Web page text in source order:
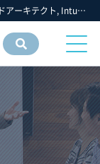
【NW設計, 情シスインフラ, M365導入, フロントエンドアーキテクト, Intuneアプリ, 無線LAN認証, PowerPlatform, 生成AI, Claude Code】- 2026年 5月第4週：注目の ITエンジニア・ITフリーランス・IT個人事業主 仕事 求人 転職 募集 案件 - フリーエンジニア IT 案件 求人【エンジニアルーム】ITフリーランス ITエンジニア IT個人事業主 仕事 転職 募集